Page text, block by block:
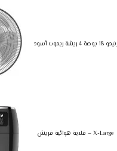
قلاية هوائية فريش – X-Large